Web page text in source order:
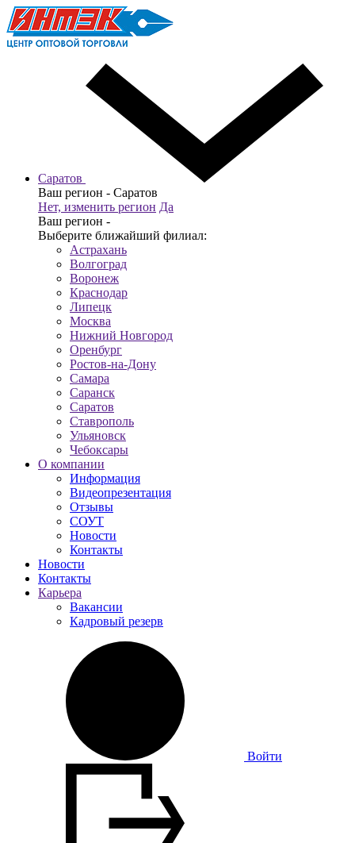
Саратов
Ваш регион - Саратов
Нет, изменить регион Да
Ваш регион -
Выберите ближайший филиал:
Астрахань
Волгоград
Воронеж
Краснодар
Липецк
Москва
Нижний Новгород
Оренбург
Ростов-на-Дону
Самара
Саранск
Саратов
Ставрополь
Ульяновск
Чебоксары
О компании
Информация
Видеопрезентация
Отзывы
СОУТ
Новости
Контакты
Новости
Контакты
Карьера
Вакансии
Кадровый резерв
Войти